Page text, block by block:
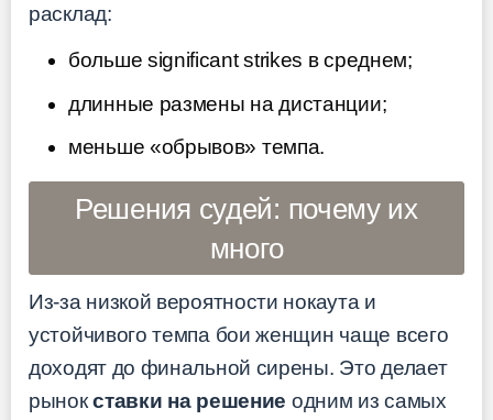
расклад:
больше significant strikes в среднем;
длинные размены на дистанции;
меньше «обрывов» темпа.
Решения судей: почему их
много
Из-за низкой вероятности нокаута и
устойчивого темпа бои женщин чаще всего
доходят до финальной сирены. Это делает
рынокставки на решение одним из самых